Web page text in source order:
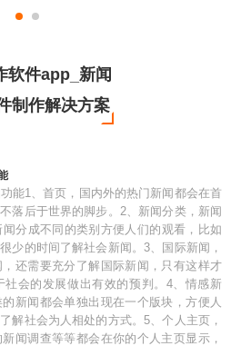
软件app_新闻
制作解决方案
能1、首页，国内外的热门新闻都会在首
落后于世界的脚步。2、新闻分类，新闻
分成不同的类别方便人们的观看，比如
少的时间了解社会新闻。3、国际新闻，
还需要充分了解国际新闻，只有这样才
会的发展做出有效的预判。4、情感新
新闻都会单独出现在一个版块，方便人
解社会为人相处的方式。5、个人主页，
闻调查等等都会在你的个人主页显示，